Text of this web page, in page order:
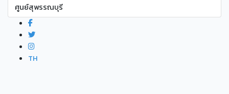
ศูนย์สุพรรณบุรี
TH